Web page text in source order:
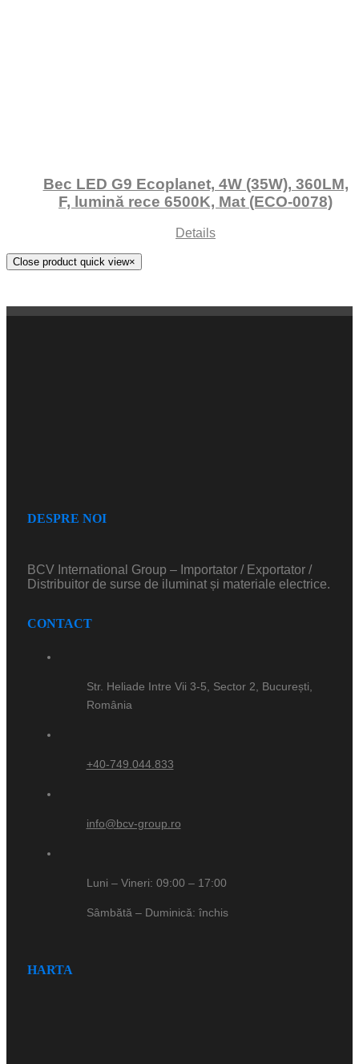
Bec LED G9 Ecoplanet, 4W (35W), 360LM,
F, lumină rece 6500K, Mat (ECO-0078)
Details
Close product quick view×
DESPRE NOI
BCV International Group – Importator / Exportator /
Distribuitor de surse de iluminat și materiale electrice.
CONTACT
Str. Heliade Intre Vii 3-5, Sector 2, București,
România
+40-749.044.833
info@bcv-group.ro
Luni – Vineri: 09:00 – 17:00
Sâmbătă – Duminică: închis
HARTA